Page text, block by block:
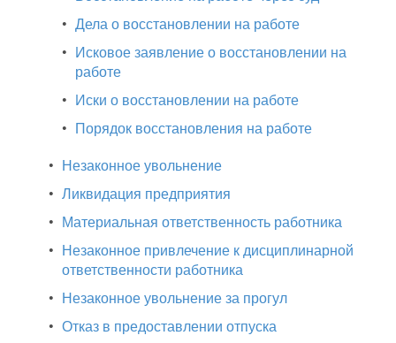
• Дела о восстановлении на работе
• Исковое заявление о восстановлении на
работе
• Иски о восстановлении на работе
• Порядок восстановления на работе
• Незаконное увольнение
• Ликвидация предприятия
• Материальная ответственность работника
• Незаконное привлечение к дисциплинарной
ответственности работника
• Незаконное увольнение за прогул
• Отказ в предоставлении отпуска